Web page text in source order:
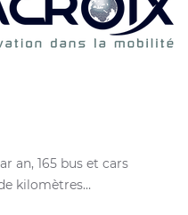
an, 165 bus et cars
kilomètres…